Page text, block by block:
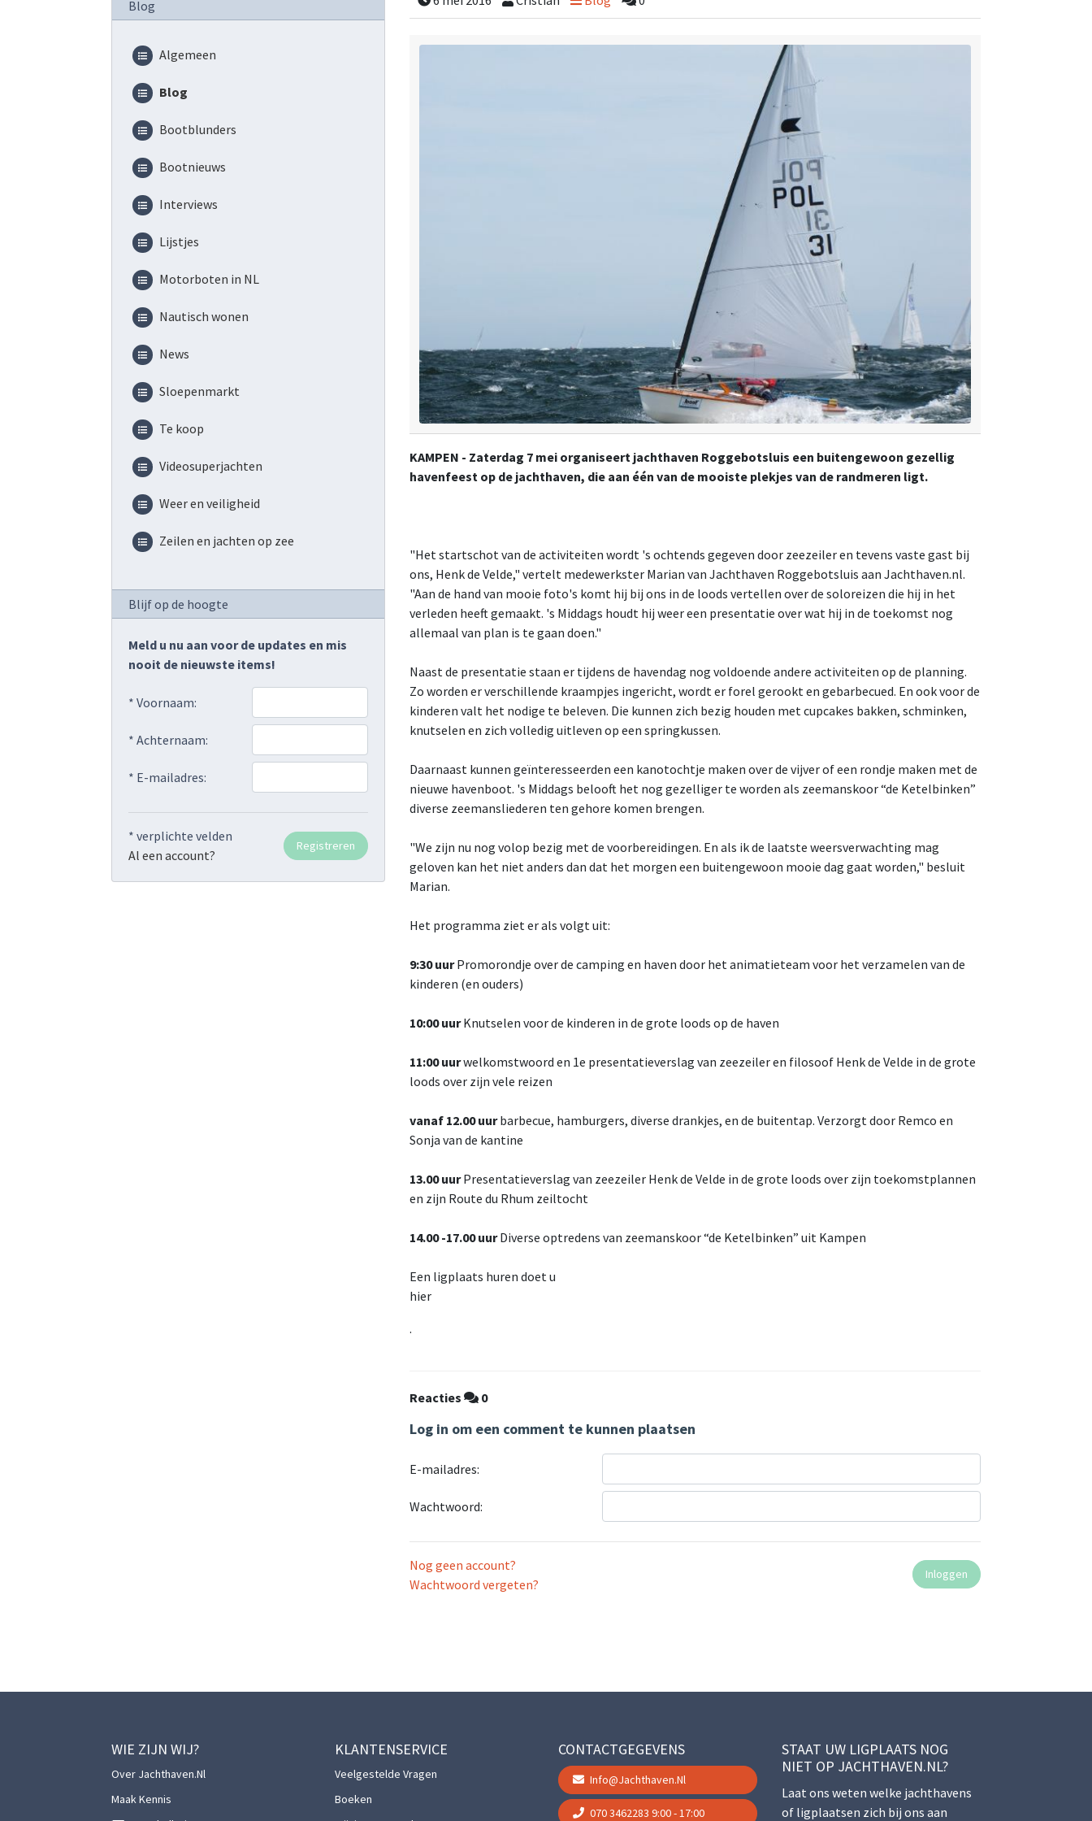
Blog
Algemeen
Blog
Bootblunders
Bootnieuws
Interviews
Lijstjes
Motorboten in NL
Nautisch wonen
News
Sloepenmarkt
Te koop
Videosuperjachten
Weer en veiligheid
Zeilen en jachten op zee
Blijf op de hoogte
Meld u nu aan voor de updates en mis
nooit de nieuwste items!
* Voornaam:
* Achternaam:
* E-mailadres:
* verplichte velden
Al een account?
KAMPEN - Zaterdag 7 mei organiseert jachthaven Roggebotsluis een buitengewoon gezellig
havenfeest op de jachthaven, die aan één van de mooiste plekjes van de randmeren ligt.
"Het startschot van de activiteiten wordt 's ochtends gegeven door zeezeiler en tevens vaste gast bij
ons, Henk de Velde," vertelt medewerkster Marian van Jachthaven Roggebotsluis aan Jachthaven.nl.
"Aan de hand van mooie foto's komt hij bij ons in de loods vertellen over de soloreizen die hij in het
verleden heeft gemaakt. 's Middags houdt hij weer een presentatie over wat hij in de toekomst nog
allemaal van plan is te gaan doen."
Naast de presentatie staan er tijdens de havendag nog voldoende andere activiteiten op de planning.
Zo worden er verschillende kraampjes ingericht, wordt er forel gerookt en gebarbecued. En ook voor de
kinderen valt het nodige te beleven. Die kunnen zich bezig houden met cupcakes bakken, schminken,
knutselen en zich volledig uitleven op een springkussen.
Daarnaast kunnen geïnteresseerden een kanotochtje maken over de vijver of een rondje maken met de
nieuwe havenboot. 's Middags belooft het nog gezelliger te worden als zeemanskoor “de Ketelbinken”
diverse zeemansliederen ten gehore komen brengen.
"We zijn nu nog volop bezig met de voorbereidingen. En als ik de laatste weersverwachting mag
geloven kan het niet anders dan dat het morgen een buitengewoon mooie dag gaat worden," besluit
Marian.
Het programma ziet er als volgt uit:
9:30 uurPromorondje over de camping en haven door het animatieteam voor het verzamelen van de
kinderen (en ouders)
10:00 uurKnutselen voor de kinderen in de grote loods op de haven
11:00 uurwelkomstwoord en 1e presentatieverslag van zeezeiler en filosoof Henk de Velde in de grote
loods over zijn vele reizen
vanaf 12.00 uurbarbecue, hamburgers, diverse drankjes, en de buitentap. Verzorgt door Remco en
Sonja van de kantine
13.00 uurPresentatieverslag van zeezeiler Henk de Velde in de grote loods over zijn toekomstplannen
en zijn Route du Rhum zeiltocht
14.00 -17.00 uurDiverse optredens van zeemanskoor “de Ketelbinken” uit Kampen
Een ligplaats huren doet u
hier
.
Reacties 0
Log in om een comment te kunnen plaatsen
E-mailadres:
Wachtwoord:
Nog geen account?
Wachtwoord vergeten?
WIE ZIJN WIJ?
Over Jachthaven.nl
Maak Kennis
KLANTENSERVICE
Veelgestelde Vragen
Boeken
CONTACTGEGEVENS
Info@jachthaven.nl
070 3462283 9:00 - 17:00
STAAT UW LIGPLAATS NOG
NIET OP JACHTHAVEN.NL?
Laat ons weten welke jachthavens
of ligplaatsen zich bij ons aan